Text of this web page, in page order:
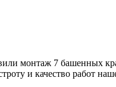
монтаж 7 башенных
и качество работ